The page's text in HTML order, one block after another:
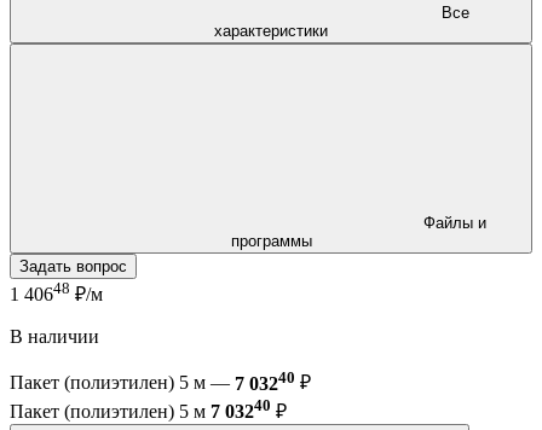
характеристики
программы
Задать вопрос
1 40648 ₽/м
В наличии
Пакет (полиэтилен) 5 м — 7 03240 ₽
Пакет (полиэтилен) 5 м 7 03240 ₽